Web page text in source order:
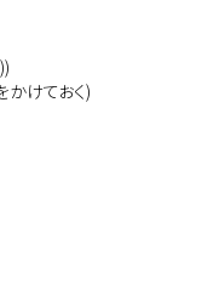
かけておく)